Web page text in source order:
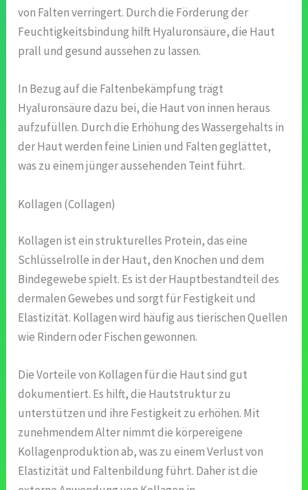
von Falten verringert. Durch die Förderung der
Feuchtigkeitsbindung hilft Hyaluronsäure, die Haut
prall und gesund aussehen zu lassen.
In Bezug auf die Faltenbekämpfung trägt
Hyaluronsäure dazu bei, die Haut von innen heraus
aufzufüllen. Durch die Erhöhung des Wassergehalts in
der Haut werden feine Linien und Falten geglättet,
was zu einem jünger aussehenden Teint führt.
Kollagen (Collagen)
Kollagen ist ein strukturelles Protein, das eine
Schlüsselrolle in der Haut, den Knochen und dem
Bindegewebe spielt. Es ist der Hauptbestandteil des
dermalen Gewebes und sorgt für Festigkeit und
Elastizität. Kollagen wird häufig aus tierischen Quellen
wie Rindern oder Fischen gewonnen.
Die Vorteile von Kollagen für die Haut sind gut
dokumentiert. Es hilft, die Hautstruktur zu
unterstützen und ihre Festigkeit zu erhöhen. Mit
zunehmendem Alter nimmt die körpereigene
Kollagenproduktion ab, was zu einem Verlust von
Elastizität und Faltenbildung führt. Daher ist die